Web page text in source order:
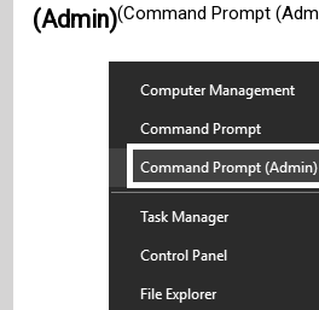
(Admin)(Command Prompt